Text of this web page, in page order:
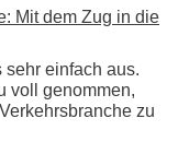
Mit dem Zug in die
sehr einfach aus.
voll genommen,
zu